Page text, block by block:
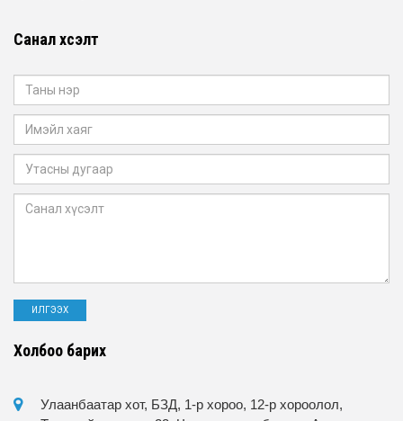
Санал хүсэлт
Холбоо барих
Улаанбаатар хот, БЗД, 1-р хороо, 12-р хороолол,